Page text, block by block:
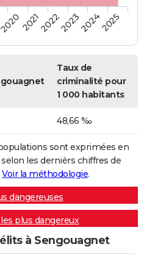
20212022202320242025
Taux de
criminalité pour
1 000 habitants
48,66 ‰
sont exprimées en
les dernièrs chiffres de
Voir la méthodologie.
dangereuses
plus dangereux
à Sengouagnet